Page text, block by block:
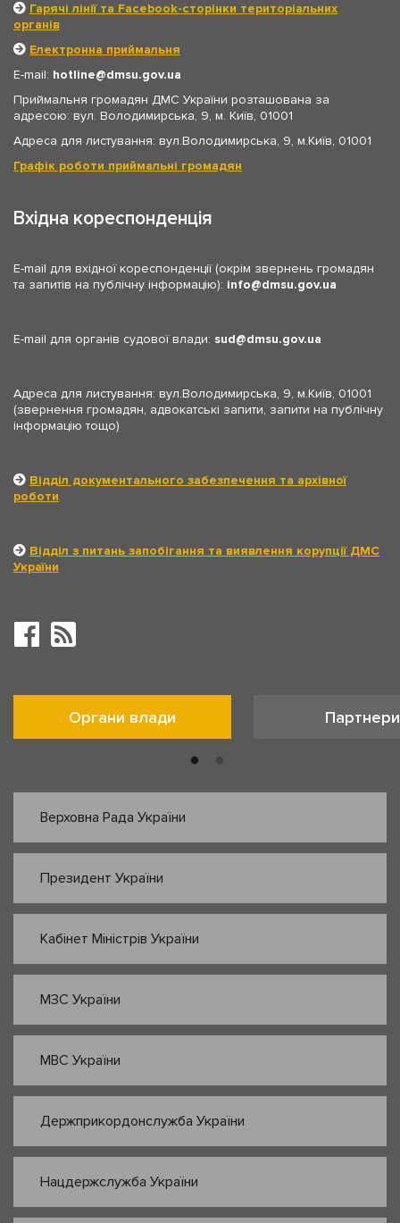
Гарячі лінії та Facebook-сторінки територіальних
органів
Електронна приймальня
E-mail: hotline
dmsu.gov.ua
Приймальня громадян ДМС України розташована за
адресою: вул. Володимирська, 9, м. Київ, 01001
Адреса для листування: вул.Володимирська, 9, м.Київ, 01001
Графік роботи приймальні громадян
Вхідна кореспонденція
E-mail для вхідної кореспонденції (окрім звернень громадян
та запитів на публічну інформацію): info dmsu.gov.ua
E-mail для органів судової влади: sud dmsu.gov.ua
Адреса для листування: вул.Володимирська, 9, м.Київ, 01001
(звернення громадян, адвокатські запити, запити на публічну
інформацію тощо)
Відділ документального забезпечення та архівної
роботи
Відділ з питань запобігання та виявлення корупції ДМС
України
Органи влади Партнери
Верховна Рада України
Президент України
Кабінет Міністрів України
МЗС України
МВС України
Держприкордонслужба України
Нацдержслужба України